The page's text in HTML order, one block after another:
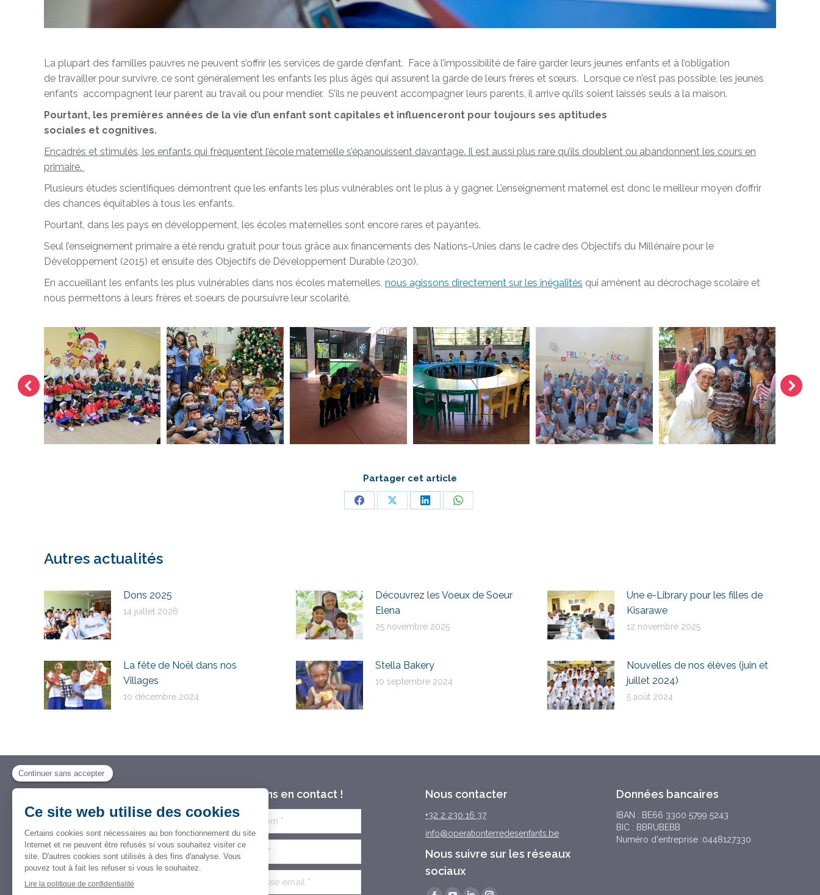
La plupart des familles pauvres ne peuvent s’offrir les services de garde d’enfant. Face à l’impossibilité de faire garder leurs jeunes enfants et à l’obligation
de travailler pour survivre, ce sont généralement les enfants les plus âgés qui assurent la garde de leurs frères et sœurs. Lorsque ce n’est pas possible, les jeunes
enfants accompagnent leur parent au travail ou pour mendier. S’ils ne peuvent accompagner leurs parents, il arrive qu’ils soient laissés seuls à la maison.
Pourtant, les premières années de la vie d’un enfant sont capitales et influenceront pour toujours ses aptitudes
sociales et cognitives.
Encadrés et stimulés, les enfants qui fréquentent l’école maternelle s’épanouissent davantage. Il est aussi plus rare qu’ils doublent ou abandonnent les cours en
primaire.
Plusieurs études scientifiques démontrent que les enfants les plus vulnérables ont le plus à y gagner. L’enseignement maternel est donc le meilleur moyen d’offrir
des chances équitables à tous les enfants.
Pourtant, dans les pays en développement, les écoles maternelles sont encore rares et payantes.
Seul l’enseignement primaire a été rendu gratuit pour tous grâce aux financements des Nations-Unies dans le cadre des Objectifs du Millénaire pour le
Développement (2015) et ensuite des Objectifs de Développement Durable (2030).
En accueillant les enfants les plus vulnérables dans nos écoles maternelles, nous agissons directement sur les inégalités qui amènent au décrochage scolaire et
nous permettons à leurs frères et soeurs de poursuivre leur scolarité.
Partager cet article
PartagerPartagerPartagerPartager
Autres actualités
Dons 2025
14 juillet 2026
Découvrez les Voeux de Soeur
Elena
25 novembre 2025
Une e-Library pour les filles de
Kisarawe
12 novembre 2025
La fête de Noël dans nos
Villages
10 décembre 2024
Stella Bakery
10 septembre 2024
Nouvelles de nos élèves (juin et
juillet 2024)
5 août 2024
Fondation d'utilité publique
Rue Marie de Bourgogne 52 bte 4
1000 Bruxelles
Belgique
Restons en contact ! Nous contacter
+32 2 230 16 37
info@operationterredesenfants.be
Nous suivre sur les réseaux
sociaux
Trouvez nous sur :
Données bancaires
IBAN : BE66 3300 5799 5243
BIC : BBRUBEBB
Numéro d'entreprise :0448127330